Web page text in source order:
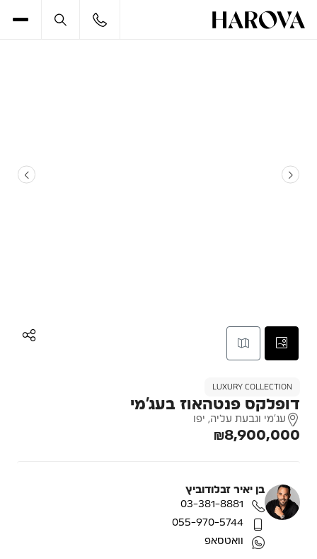
LUXURY COLLECTION
דופלקס פנטהאוז בעג’מי
עג'מי וגבעת עליה, יפו
₪8,900,000
בן יאיר זבלודוביץ
03-381-8881
055-970-5744
וואטסאפ